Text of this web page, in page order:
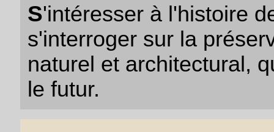
S'intéresser à l'histoire
s'interroger sur la
naturel et architectural,
le futur.